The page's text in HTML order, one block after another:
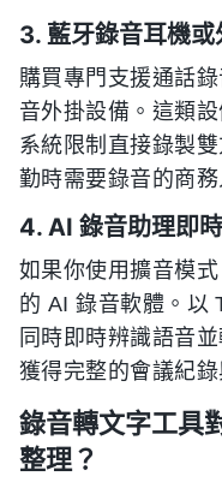
3. 藍牙錄音耳機或
購買專門支援通話
音外掛設備。這類
系統限制直接錄製
勤時需要錄音的商務
4. AI 錄音助理即
如果你使用擴音模
的 AI 錄音軟體。以
同時即時辨識語音
獲得完整的會議紀錄
錄音轉文字工具
整理？